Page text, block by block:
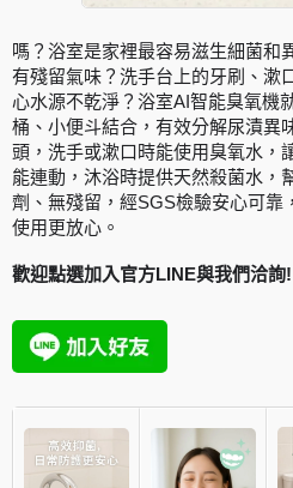
嗎？浴室是家裡最容易滋生細菌和
有殘留氣味？洗手台上的牙刷、漱
心水源不乾淨？浴室AI智能臭氧機
桶、小便斗結合，有效分解尿漬異
頭，洗手或漱口時能使用臭氧水，
能連動，沐浴時提供天然殺菌水，
劑、無殘留，經SGS檢驗安心可靠
使用更放心。
歡迎點選加入官方LINE與我們洽詢!